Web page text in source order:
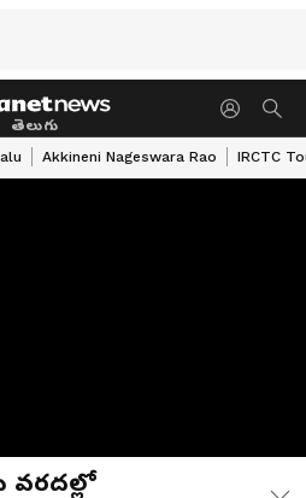
తెలుగు
Akkineni Nageswara Rao IRCTC